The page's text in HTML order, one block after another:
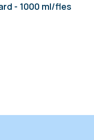
- 1000 ml/fles